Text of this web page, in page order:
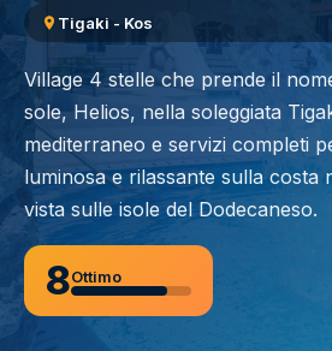
Tigaki - Kos
Village 4 stelle che prende il
sole, Helios, nella soleggiata
mediterraneo e servizi completi
luminosa e rilassante sulla costa
vista sulle isole del Dodecaneso.
8Ottimo